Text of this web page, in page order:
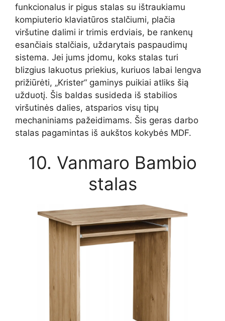
funkcionalus ir pigus stalas su ištraukiamu
kompiuterio klaviatūros stalčiumi, plačia
viršutine dalimi ir trimis erdviais, be rankenų
esančiais stalčiais, uždarytais paspaudimų
sistema. Jei jums įdomu, koks stalas turi
blizgius lakuotus priekius, kuriuos labai lengva
prižiūrėti, „Krister“ gaminys puikiai atliks šią
užduotį. Šis baldas susideda iš stabilios
viršutinės dalies, atsparios visų tipų
mechaniniams pažeidimams. Šis geras darbo
stalas pagamintas iš aukštos kokybės MDF.
10. Vanmaro Bambio
stalas